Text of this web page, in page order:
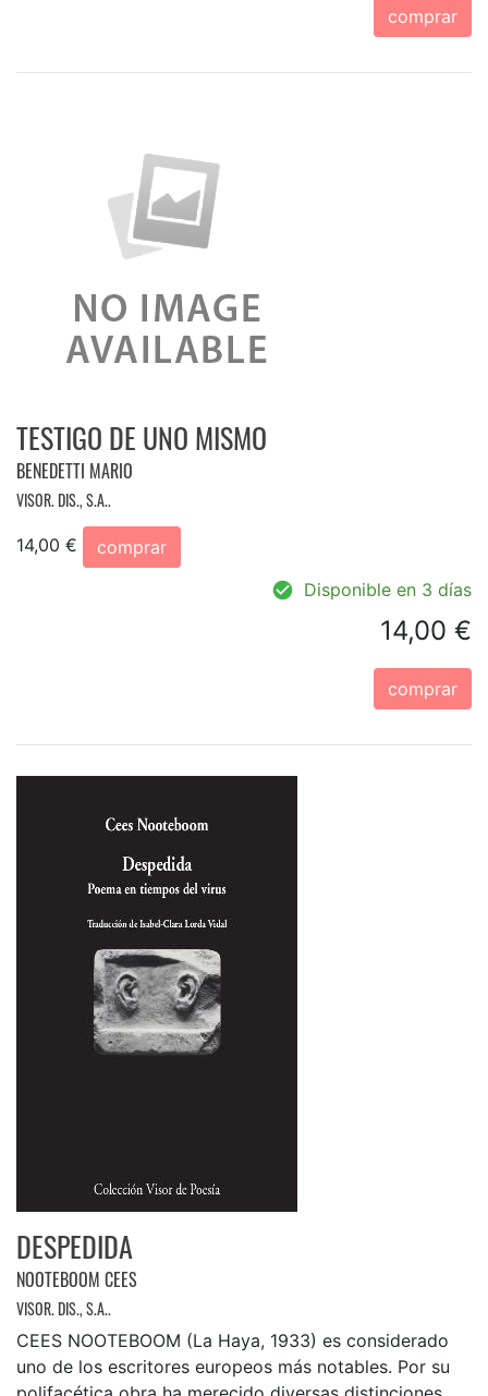
comprar
TESTIGO DE UNO MISMO
BENEDETTI MARIO
VISOR. DIS., S.A..
14,00 €
comprar
Disponible en 3 días
14,00 €
comprar
DESPEDIDA
NOOTEBOOM CEES
VISOR. DIS., S.A..
CEES NOOTEBOOM (La Haya, 1933) es considerado
uno de los escritores europeos más notables. Por su